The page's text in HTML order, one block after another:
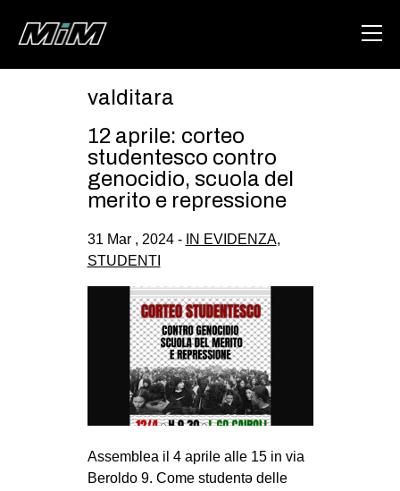
ABOUT
AREA
GAZA FREESTYLE
CSOA LAMBRETTA
MSM
STUDENTI TSUNAMI
ZAM
MILANO
SPAZI
valditara
12 aprile: corteo
studentesco contro
genocidio, scuola del
merito e repressione
31 Mar , 2024 - IN EVIDENZA,
STUDENTI
Assemblea il 4 aprile alle 15 in via
Beroldo 9. Come studentə delle